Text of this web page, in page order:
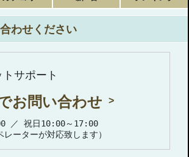
わせください
サポート
お問い合わせ
／ 祝日10:00～17:00
レーターが対応致します）